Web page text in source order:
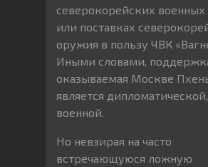
северокорейских
или поставках
оружия в пользу ЧВК
Иными словами,
оказываемая Москве
является
военной.
Но невзирая на часто
встречающуюся ложную